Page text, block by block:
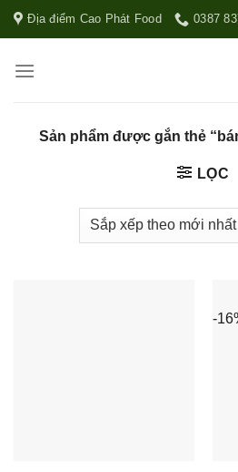
Địa điểm Cao Phát Food 0387
Sản phẩm được gắn thẻ
LỌC
-